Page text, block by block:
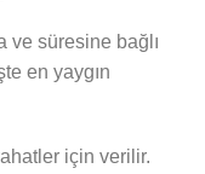
ve süresine bağlı
en yaygın
için verilir.